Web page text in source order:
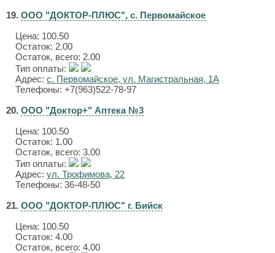
19. ООО "ДОКТОР-ПЛЮС", с. Первомайское
Цена: 100.50
Остаток: 2.00
Остаток, всего: 2.00
Тип оплаты:
Адрес: с. Первомайское, ул. Магистральная, 1А
Телефоны: +7(963)522-78-97
20. ООО "Доктор+" Аптека №3
Цена: 100.50
Остаток: 1.00
Остаток, всего: 3.00
Тип оплаты:
Адрес: ул. Трофимова, 22
Телефоны: 36-48-50
21. ООО "ДОКТОР-ПЛЮС" г. Бийск
Цена: 100.50
Остаток: 4.00
Остаток, всего: 4.00